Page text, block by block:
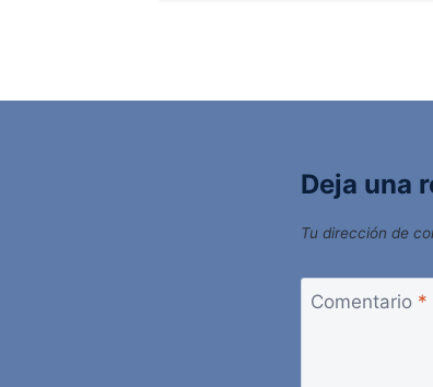
Deja una
Tu dirección de
Comentario *